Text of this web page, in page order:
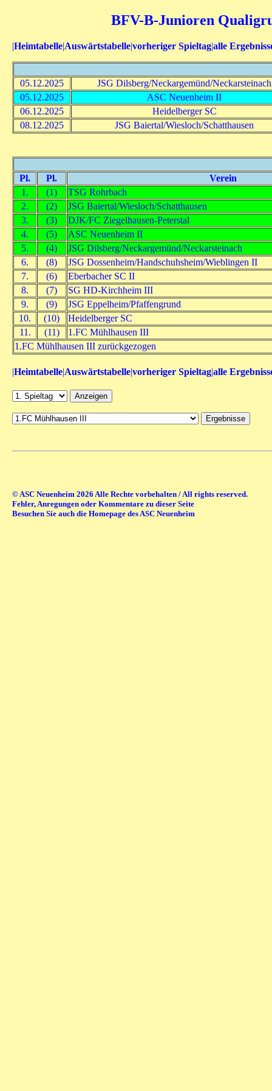
BFV-B-Junioren
|Heimtabelle|Auswärtstabelle|vorheriger Spieltag|alle
05.12.2025
JSG Dilsberg/Neckargemünd/Neckarsteinach
05.12.2025
ASC Neuenheim II
06.12.2025
Heidelberger SC
08.12.2025
JSG Baiertal/Wiesloch/Schatthausen
Pl. Pl.
Verein
1.
(1)
TSG Rohrbach
2.
(2)
JSG Baiertal/Wiesloch/Schatthausen
3.
(3)
DJK/FC Ziegelhausen-Peterstal
4.
(5)
ASC Neuenheim II
5.
(4)
JSG Dilsberg/Neckargemünd/Neckarsteinach
6.
(8)
JSG Dossenheim/Handschuhsheim/Wieblingen II
7.
(6)
Eberbacher SC II
8.
(7)
SG HD-Kirchheim III
9.
(9)
JSG Eppelheim/Pfaffengrund
10.
(10)
Heidelberger SC
11.
(11)
1.FC Mühlhausen III
1.FC Mühlhausen III zurückgezogen
|Heimtabelle|Auswärtstabelle|vorheriger Spieltag|alle
© ASC Neuenheim 2026 Alle Rechte vorbehalten / All rights reserved.
Fehler, Anregungen oder Kommentare zu dieser Seite
Besuchen Sie auch die Homepage des ASC Neuenheim